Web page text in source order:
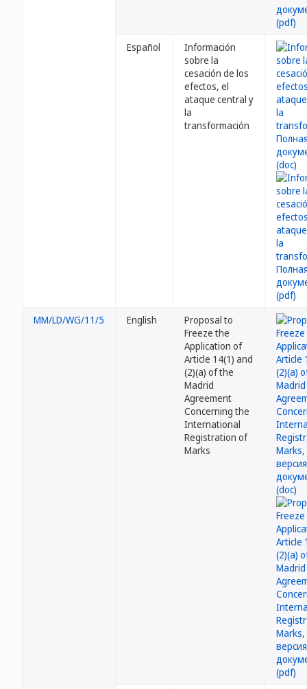
Español
Información
sobre la
cesación de los
efectos, el
ataque central y
la
transformación
MM/LD/WG/11/5 English
Proposal to
Freeze the
Application of
Article 14(1) and
(2)(a) of the
Madrid
Agreement
Concerning the
International
Registration of
Marks